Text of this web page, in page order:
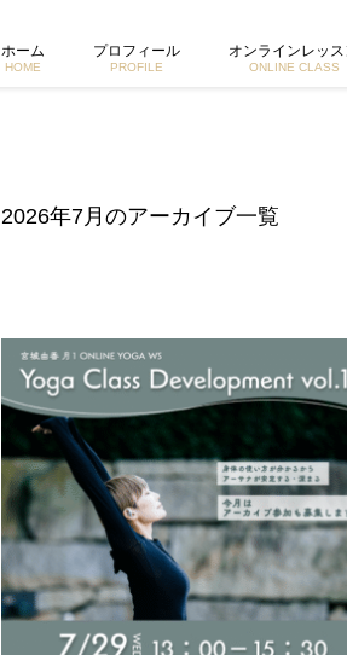
ホーム
HOME
プロフィール
PROFILE
オンラインレッス
ONLINE CLASS
2026年7月のアーカイブ一覧